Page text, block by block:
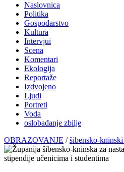
Naslovnica
Politika
Gospodarstvo
Kultura
Intervjui
Scena
Komentari
Ekologija
Reportaže
Izdvojeno
Ljudi
Portreti
Voda
oslobađanje zbilje
OBRAZOVANJE /šibensko-